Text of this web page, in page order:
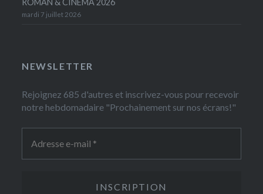
mardi 7 juillet 2026
NEWSLETTER
Rejoignez 685 d'autres et inscrivez-vous pour recevoir
notre hebdomadaire "Prochainement sur nos écrans!"